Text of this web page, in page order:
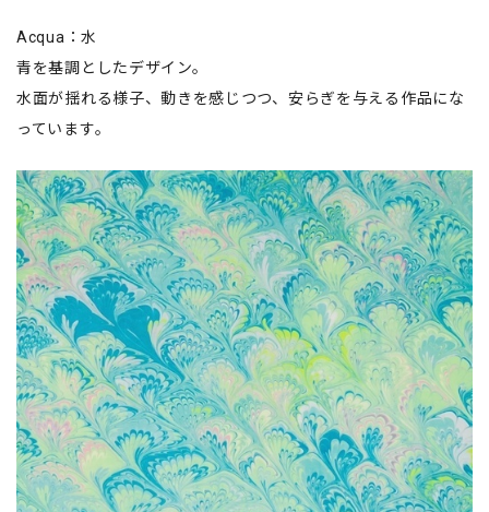
Acqua：水
青を基調としたデザイン。
水面が揺れる様子、動きを感じつつ、安らぎを与える作品にな
っています。